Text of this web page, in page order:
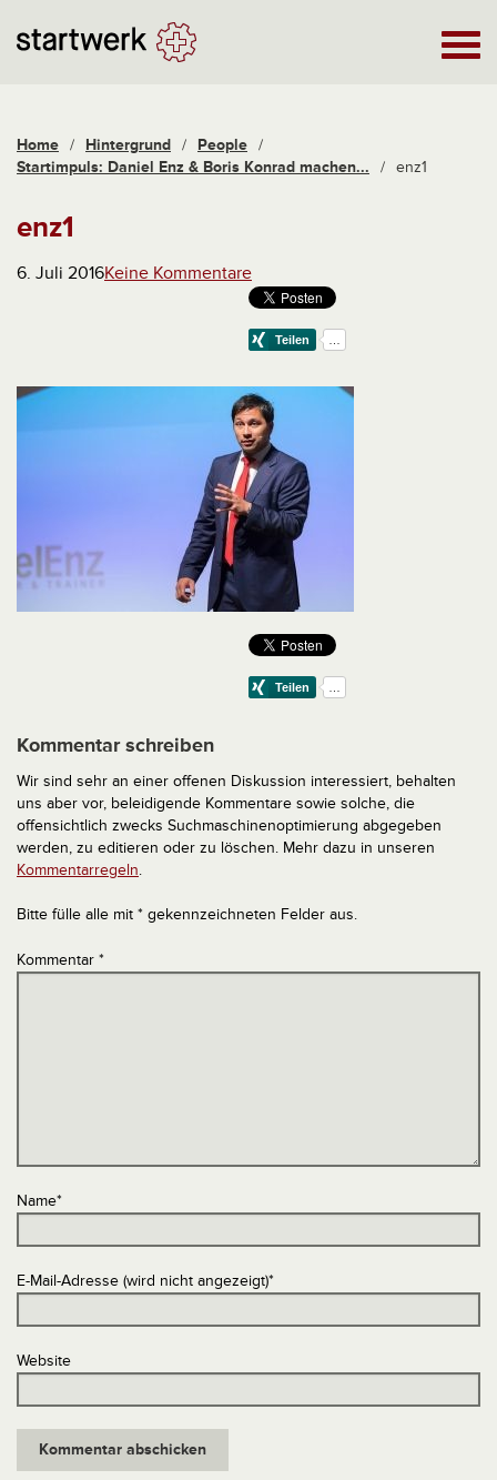
Home / Hintergrund / People /
Startimpuls: Daniel Enz & Boris Konrad machen...
/ enz1
enz1
6. Juli 2016Keine Kommentare
Kommentar schreiben
Wir sind sehr an einer offenen Diskussion interessiert, behalten
uns aber vor, beleidigende Kommentare sowie solche, die
offensichtlich zwecks Suchmaschinenoptimierung abgegeben
werden, zu editieren oder zu löschen. Mehr dazu in unseren
Kommentarregeln.
Bitte fülle alle mit * gekennzeichneten Felder aus.
Kommentar *
Name*
E-Mail-Adresse (wird nicht angezeigt)*
Website